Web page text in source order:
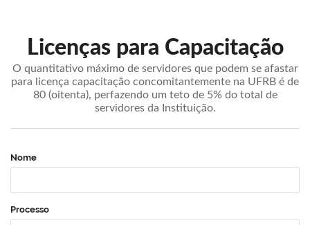
Licenças para Capacitação
O quantitativo máximo de servidores que podem se afastar
para licença capacitação concomitantemente na UFRB é de
80 (oitenta), perfazendo um teto de 5% do total de
servidores da Instituição.
Nome
Processo